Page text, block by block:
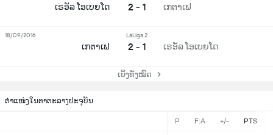
ຕຳແໜ່ງໃນຕາຕະລາງປະຈຸບັນ
P F:A +/- PTS
ເຣອັລ ໂອເບຍໂດ 2 - 1 ເກຕາເຟ
ເກຕາເຟ
LaLiga 2
2 - 1 ເຣອັລ ໂອເບຍໂດ
18/09/2016
ເບິ່ງທັງໝົດ